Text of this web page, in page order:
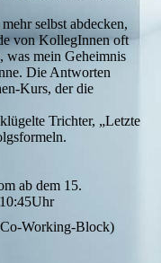
selbst abdecken,
von KollegInnen oft
was mein Geheimnis
Die Antworten
Kurs, der die
Trichter, „Letzte
ab dem 15.
Working-Block)